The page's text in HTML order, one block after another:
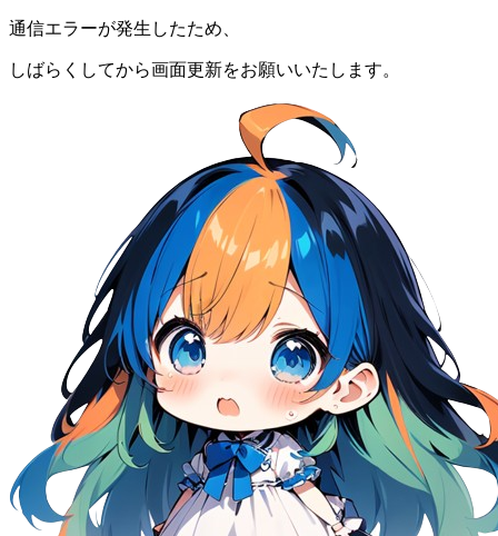
通信エラーが発生したため、
しばらくしてから画面更新をお願いいたします。